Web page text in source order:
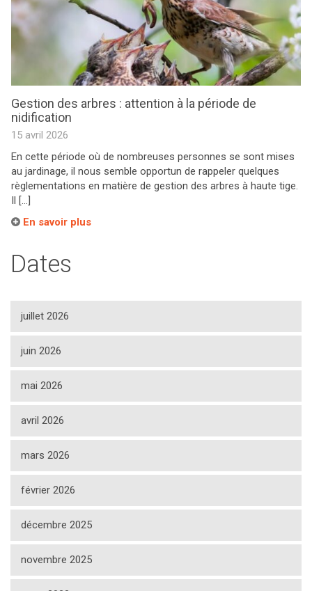
Gestion des arbres : attention à la période de
nidification
15 avril 2026
En cette période où de nombreuses personnes se sont mises
au jardinage, il nous semble opportun de rappeler quelques
règlementations en matière de gestion des arbres à haute tige.
Il […]
En savoir plus
Dates
juillet 2026
juin 2026
mai 2026
avril 2026
mars 2026
février 2026
décembre 2025
novembre 2025